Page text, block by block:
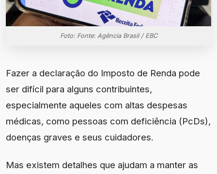
Foto: Fonte: Agência Brasil / EBC
Fazer a declaração do Imposto de Renda pode
ser difícil para alguns contribuintes,
especialmente aqueles com altas despesas
médicas, como pessoas com deficiência (PcDs),
doenças graves e seus cuidadores.
Mas existem detalhes que ajudam a manter as